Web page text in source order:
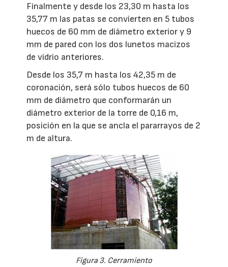
Finalmente y desde los 23,30 m hasta los
35,77 m las patas se convierten en 5 tubos
huecos de 60 mm de diámetro exterior y 9
mm de pared con los dos lunetos macizos
de vidrio anteriores.
Desde los 35,7 m hasta los 42,35 m de
coronación, será sólo tubos huecos de 60
mm de diámetro que conformarán un
diámetro exterior de la torre de 0,16 m,
posición en la que se ancla el pararrayos de 2
m de altura.
Figura 3. Cerramiento